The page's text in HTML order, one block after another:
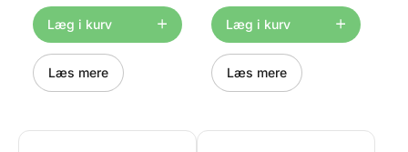
Fremstillet i aluminium. 25
stk. i én pakke Måler ca.
Ø200 mm i diameter (20 cm)
Højden er ca. 22mm (2 cm)
Tåler fra -40° til +350°C
Læg i kurv
Læs mere
varmefordeling. Ikke egnet
til opvaskemaskine.
https://youtu.be/hzBAHinT5VA
Læg i kurv
Læs mere